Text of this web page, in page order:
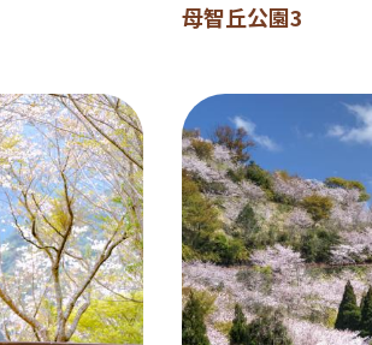
母智丘公園3